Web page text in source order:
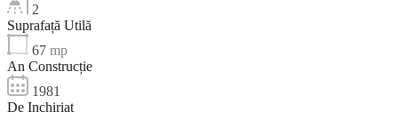
2
Suprafață Utilă
67 mp
An Construcție
1981
De Inchiriat